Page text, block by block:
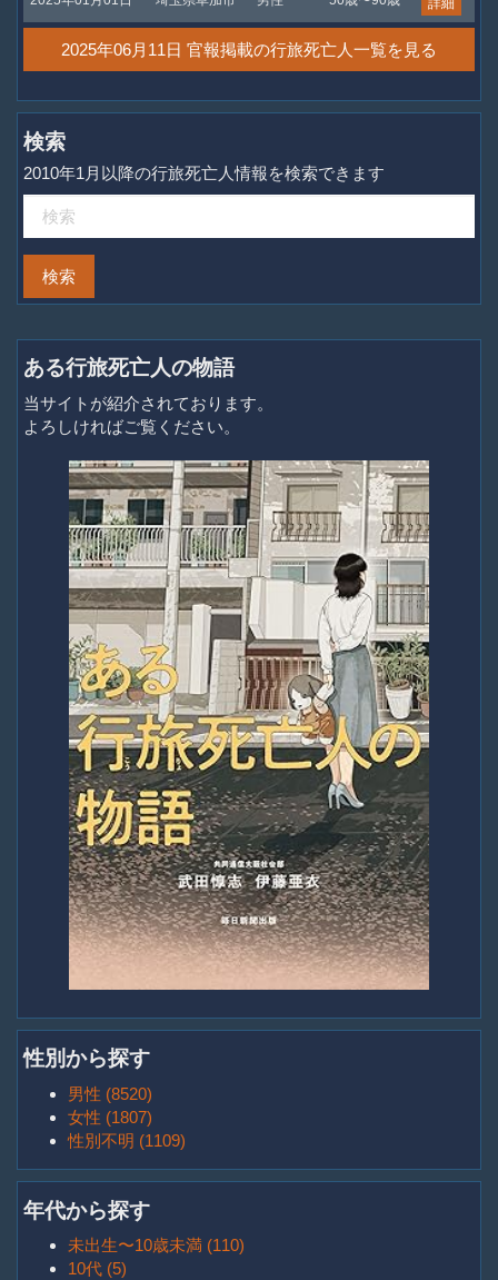
詳細
2025年06月11日 官報掲載の行旅死亡人一覧を見る
検索
2010年1月以降の行旅死亡人情報を検索できます
ある行旅死亡人の物語
当サイトが紹介されております。
よろしければご覧ください。
性別から探す
男性 (8520)
女性 (1807)
性別不明 (1109)
年代から探す
未出生〜10歳未満 (110)
10代 (5)